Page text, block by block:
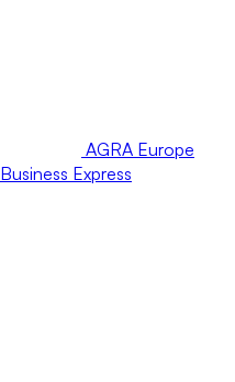
AGRA Europe
Business Express